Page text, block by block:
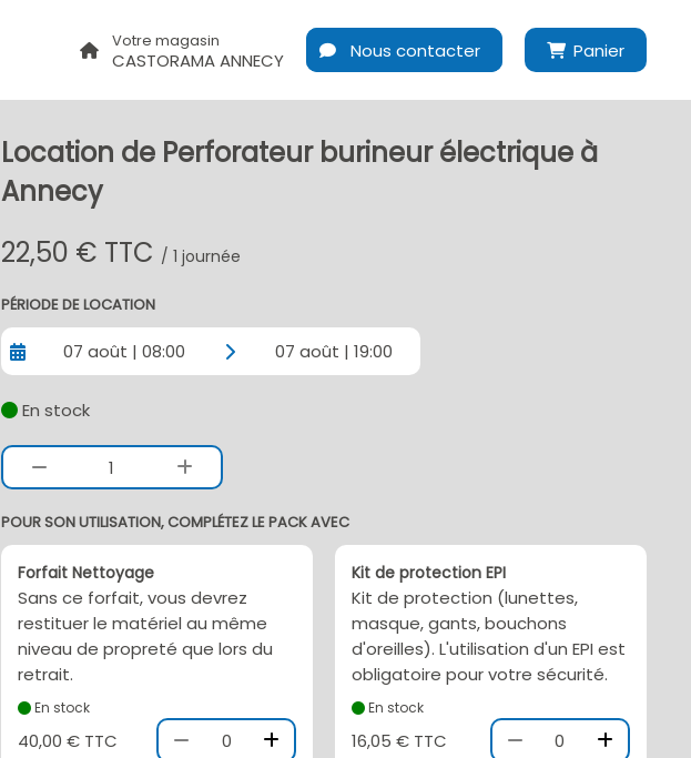
Votre magasin
CASTORAMA ANNECY Nous contacter Panier
Location de Perforateur burineur électrique à
Annecy
22,50 € TTC / 1 journée
PÉRIODE DE LOCATION
07 août | 08:00 07 août | 19:00
En stock
1
POUR SON UTILISATION, COMPLÉTEZ LE PACK AVEC
Forfait Nettoyage
Sans ce forfait, vous devrez
restituer le matériel au même
niveau de propreté que lors du
retrait.
En stock
40,00 € TTC 0
Kit de protection EPI
Kit de protection (lunettes,
masque, gants, bouchons
d'oreilles). L'utilisation d'un EPI est
obligatoire pour votre sécurité.
En stock
16,05 € TTC 0